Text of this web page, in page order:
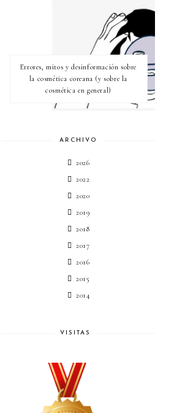
Errores, mitos y desinformación sobre
la cosmética coreana (y sobre la
cosmética en general)
ARCHIVO
2026
2022
2020
2019
2018
2017
2016
2015
2014
VISITAS